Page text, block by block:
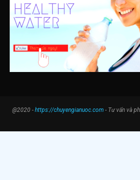
@2020 - https://chuyengianuoc.com- Tư vấn và